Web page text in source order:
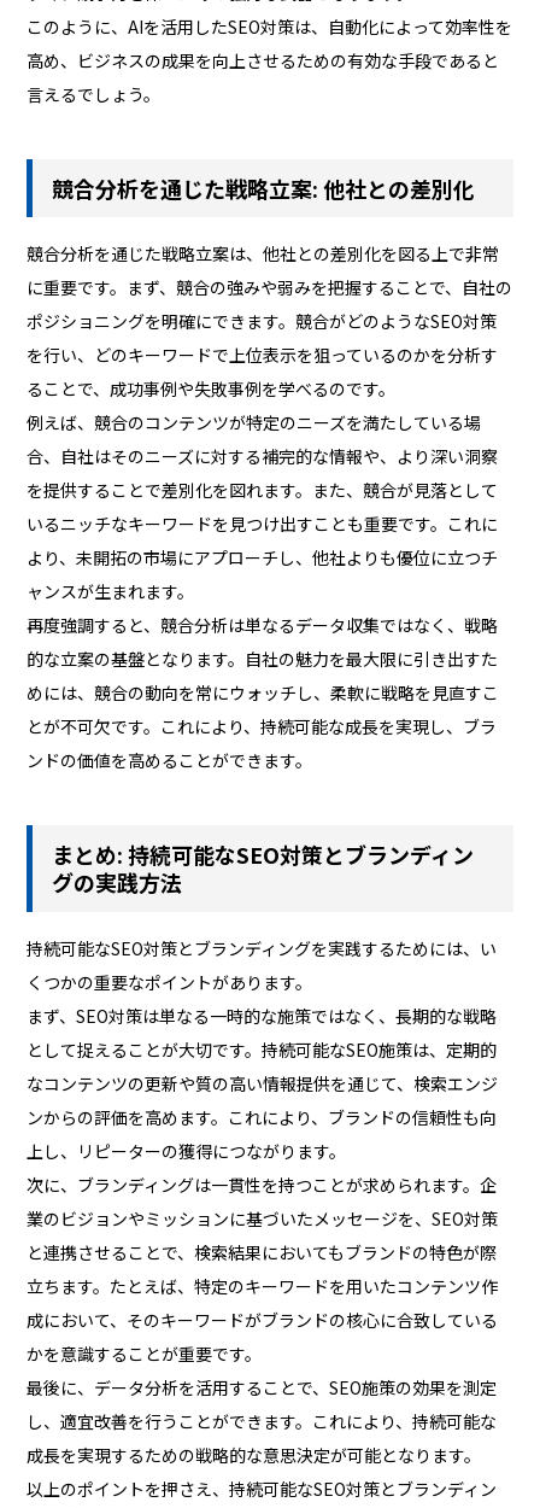
このように、AIを活用したSEO対策は、自動化によって効率性を
高め、ビジネスの成果を向上させるための有効な手段であると
言えるでしょう。
競合分析を通じた戦略立案: 他社との差別化
競合分析を通じた戦略立案は、他社との差別化を図る上で非常
に重要です。まず、競合の強みや弱みを把握することで、自社の
ポジショニングを明確にできます。競合がどのようなSEO対策
を行い、どのキーワードで上位表示を狙っているのかを分析す
ることで、成功事例や失敗事例を学べるのです。
例えば、競合のコンテンツが特定のニーズを満たしている場
合、自社はそのニーズに対する補完的な情報や、より深い洞察
を提供することで差別化を図れます。また、競合が見落として
いるニッチなキーワードを見つけ出すことも重要です。これに
より、未開拓の市場にアプローチし、他社よりも優位に立つチ
ャンスが生まれます。
再度強調すると、競合分析は単なるデータ収集ではなく、戦略
的な立案の基盤となります。自社の魅力を最大限に引き出すた
めには、競合の動向を常にウォッチし、柔軟に戦略を見直すこ
とが不可欠です。これにより、持続可能な成長を実現し、ブラ
ンドの価値を高めることができます。
まとめ: 持続可能なSEO対策とブランディン
グの実践方法
持続可能なSEO対策とブランディングを実践するためには、い
くつかの重要なポイントがあります。
まず、SEO対策は単なる一時的な施策ではなく、長期的な戦略
として捉えることが大切です。持続可能なSEO施策は、定期的
なコンテンツの更新や質の高い情報提供を通じて、検索エンジ
ンからの評価を高めます。これにより、ブランドの信頼性も向
上し、リピーターの獲得につながります。
次に、ブランディングは一貫性を持つことが求められます。企
業のビジョンやミッションに基づいたメッセージを、SEO対策
と連携させることで、検索結果においてもブランドの特色が際
立ちます。たとえば、特定のキーワードを用いたコンテンツ作
成において、そのキーワードがブランドの核心に合致している
かを意識することが重要です。
最後に、データ分析を活用することで、SEO施策の効果を測定
し、適宜改善を行うことができます。これにより、持続可能な
成長を実現するための戦略的な意思決定が可能となります。
以上のポイントを押さえ、持続可能なSEO対策とブランディン